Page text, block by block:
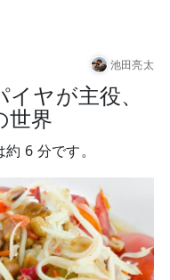
池田亮太
ヤが主役、
世界
6 分です。